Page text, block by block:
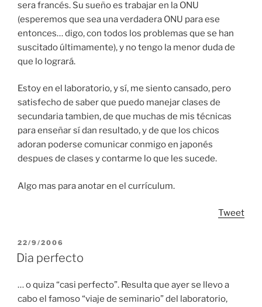
sera francés. Su sueño es trabajar en la ONU
(esperemos que sea una verdadera ONU para ese
entonces… digo, con todos los problemas que se han
suscitado últimamente), y no tengo la menor duda de
que lo logrará.
Estoy en el laboratorio, y sí, me siento cansado, pero
satisfecho de saber que puedo manejar clases de
secundaria tambien, de que muchas de mis técnicas
para enseñar sí dan resultado, y de que los chicos
adoran poderse comunicar conmigo en japonés
despues de clases y contarme lo que les sucede.
Algo mas para anotar en el currículum.
Tweet
POSTED
ON
22/9/2006
Dia perfecto
… o quiza “casi perfecto”. Resulta que ayer se llevo a
cabo el famoso “viaje de seminario” del laboratorio,